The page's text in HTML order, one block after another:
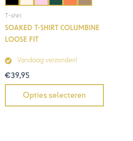
T-shirt
SOAKED T-SHIRT COLUMBINE
LOOSE FIT
Vandaag verzonden!
€39,95
Opties selecteren